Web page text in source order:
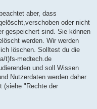
aber, dass
oder nicht
gespeichert sind. Sie können
werden. Wir werden
löschen. Solltest du die
t)fs-medtech.de
und soll Wissen
Nutzerdaten werden daher
(siehe "Rechte der